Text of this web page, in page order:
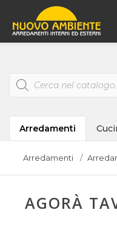
Products
search
Arredamenti
Arredamenti
AGORÀ